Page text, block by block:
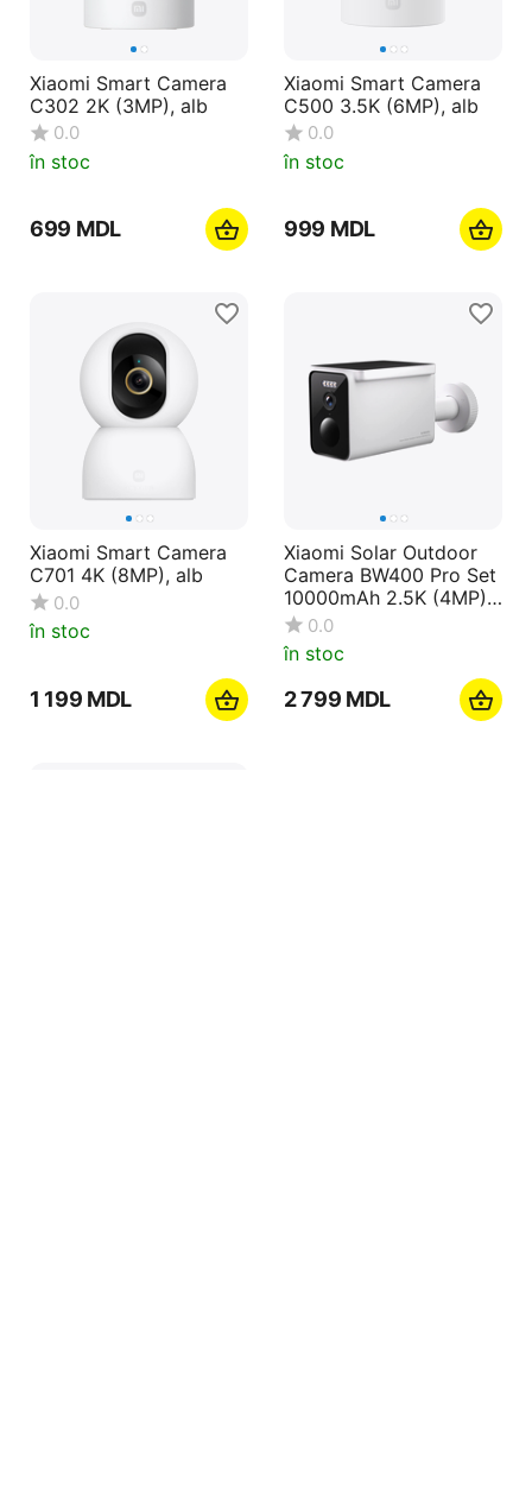
Xiaomi Smart Camera
C302 2K (3MP), alb
0.0
în stoc
‍699‍ MDL
Xiaomi Smart Camera
C500 3.5K (6MP), alb
0.0
în stoc
‍999‍ MDL
Xiaomi Smart Camera
C701 4K (8MP), alb
0.0
în stoc
1 199 MDL
Xiaomi Solar Outdoor
Camera BW400 Pro Set
10000mAh 2.5K (4MP),
alb0.0
în stoc
2 799 MDL